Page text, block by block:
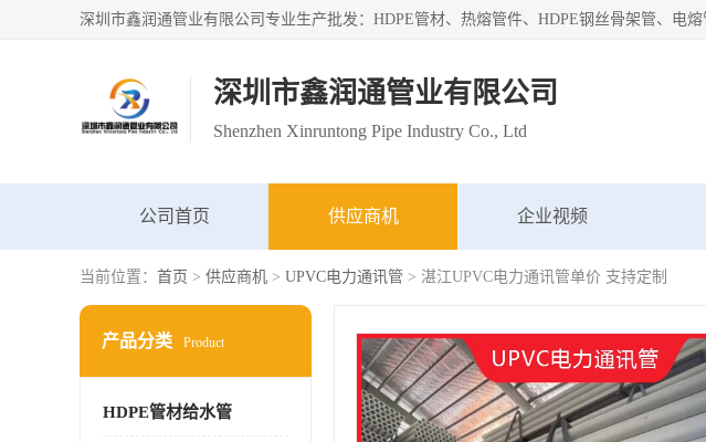
深圳市鑫润通管业有限公司
Shenzhen Xinruntong Pipe Industry Co., Ltd
公司首页 供应商机 企业视频
当前位置： 首页 > 供应商机 > UPVC电力通讯管 > 湛江UPVC电力通讯管单价 支持定制
产品分类 Product
HDPE管材给水管